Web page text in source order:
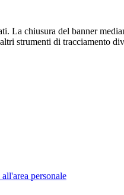
La chiusura del banner
strumenti di tracciamento
personale